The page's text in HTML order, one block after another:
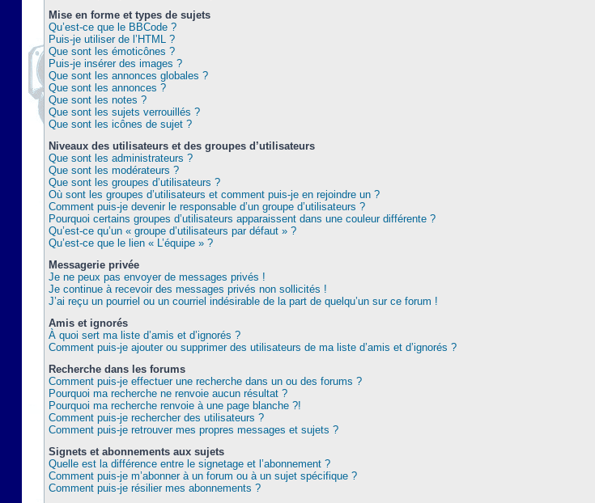
Mise en forme et types de sujets
Qu’est-ce que le BBCode ?
Puis-je utiliser de l’HTML ?
Que sont les émoticônes ?
Puis-je insérer des images ?
Que sont les annonces globales ?
Que sont les annonces ?
Que sont les notes ?
Que sont les sujets verrouillés ?
Que sont les icônes de sujet ?
Niveaux des utilisateurs et des groupes d’utilisateurs
Que sont les administrateurs ?
Que sont les modérateurs ?
Que sont les groupes d’utilisateurs ?
Où sont les groupes d’utilisateurs et comment puis-je en rejoindre un ?
Comment puis-je devenir le responsable d’un groupe d’utilisateurs ?
Pourquoi certains groupes d’utilisateurs apparaissent dans une couleur différente ?
Qu’est-ce qu’un « groupe d’utilisateurs par défaut » ?
Qu’est-ce que le lien « L’équipe » ?
Messagerie privée
Je ne peux pas envoyer de messages privés !
Je continue à recevoir des messages privés non sollicités !
J’ai reçu un pourriel ou un courriel indésirable de la part de quelqu’un sur ce forum !
Amis et ignorés
À quoi sert ma liste d’amis et d’ignorés ?
Comment puis-je ajouter ou supprimer des utilisateurs de ma liste d’amis et d’ignorés ?
Recherche dans les forums
Comment puis-je effectuer une recherche dans un ou des forums ?
Pourquoi ma recherche ne renvoie aucun résultat ?
Pourquoi ma recherche renvoie à une page blanche ?!
Comment puis-je rechercher des utilisateurs ?
Comment puis-je retrouver mes propres messages et sujets ?
Signets et abonnements aux sujets
Quelle est la différence entre le signetage et l’abonnement ?
Comment puis-je m’abonner à un forum ou à un sujet spécifique ?
Comment puis-je résilier mes abonnements ?